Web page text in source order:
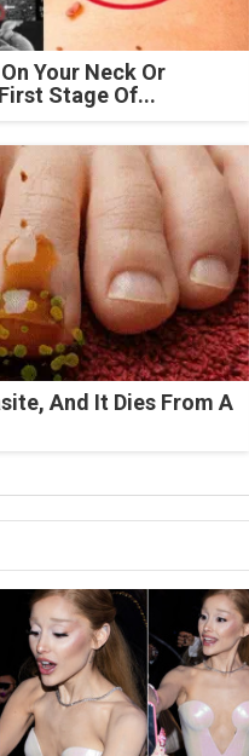
Your Neck Or
Stage Of...
And It Dies From A